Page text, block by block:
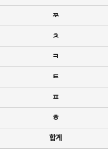
ㅉ
ㅊ
ㅋ
ㅌ
ㅍ
ㅎ
합계